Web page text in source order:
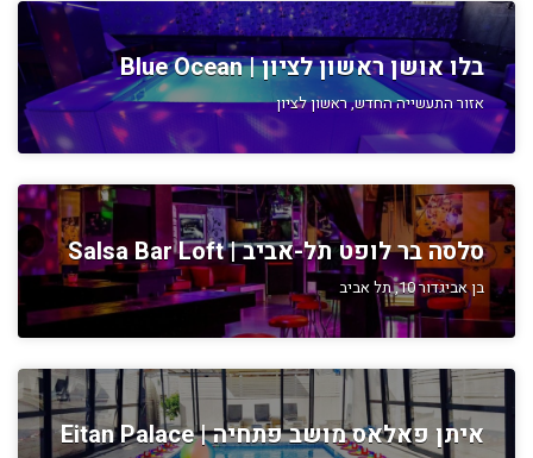
בלו אושן ראשון לציון | Blue Ocean
אזור התעשייה החדש, ראשון לציון
סלסה בר לופט תל-אביב | Salsa Bar Loft
בן אביגדור 10, תל אביב
איתן פאלאס מושב פתחיה | Eitan Palace